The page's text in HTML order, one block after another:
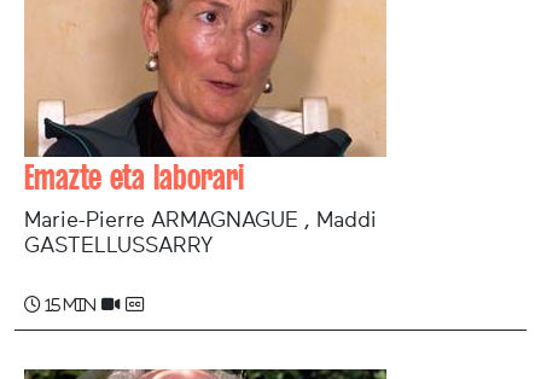
Emazte eta laborari
Marie-Pierre ARMAGNAGUE , Maddi
GASTELLUSSARRY
15 min